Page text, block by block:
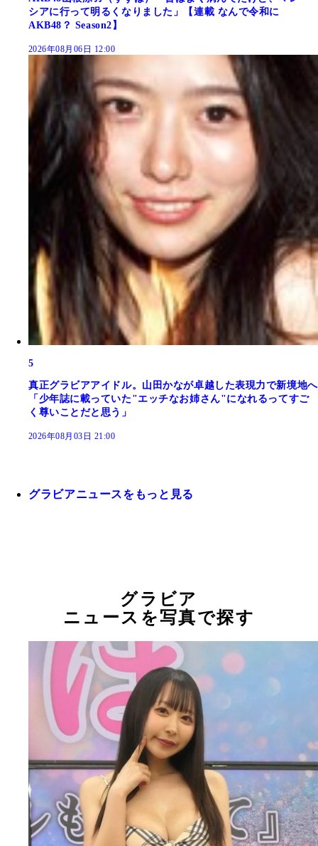
シアに行って明るくなりました」【連載 なんで令和に
AKB48？ Season2】
2026年08月06日 12:00
5
真正グラビアアイドル。山田かなが卓越した表現力で新境地へ
「少年誌に載っていた"エッチなお姉さん"になれるってすご
く尊いことだと思う」
2026年08月03日 21:00
グラビアニュースをもっと見る
グラビア
ニュースを写真で探す